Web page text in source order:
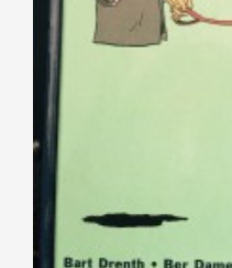
Zoeken
naar: